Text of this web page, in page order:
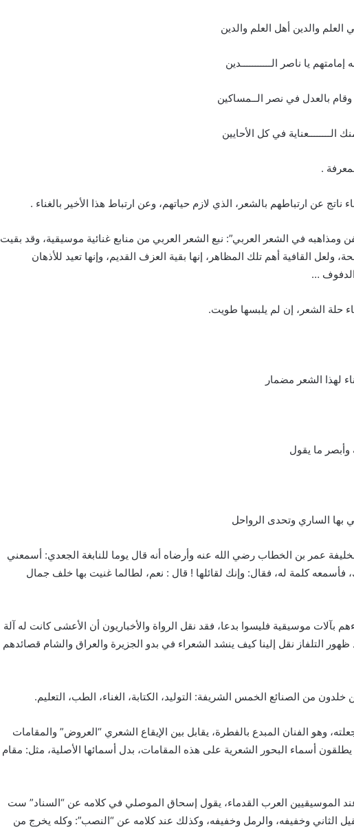
والدين أهل العلم والدين
يا ناصر الـــــــــــدين
بالعدل في نصر الــمساكين
الــــــــعناية في كل الأحايين
.
ناتج عن ارتباطهم بالشعر، الذي لازم حياتهم، وعن ارتباط هذا الأخير بالغناء .
في الشعر العربي”: نبع الشعر العربي من منابع غنائية موسيقية، وقد بقيت
ولعل القافية أهم تلك المظاهر، إنها بقية العزف القديم، وإنها تعيد للأذهان
…
حلة الشعر، إن لم يلبسها طويت.
لهذا الشعر مضمار
وأبصر ما يقول
بها الساري وتحدى الرواحل
عمر بن الخطاب رضي الله عنه وأرضاه أنه قال يوما للنابغة الجعدي: أسمعني
فأسمعه كلمة له، فقال: وإنك لقائلها ! قال : نعم، لطالما غنيت بها خلف جمال
بآلات موسيقية فليسوا بدعا، فقد نقل الرواة والأخباريون أن الأعشى كانت له آلة
التلفاز نقل إلينا كيف ينشد الشعراء في بدو الجزيرة والعراق والشام قصائدهم
خلدون من الصنائع الخمس الشريفة: التوليد، الكتابة، الغناء، الطب، التعليم.
وهو الفنان المبدع بالفطرة، يقابل بين الإيقاع الشعري “العروض” والمقامات
أسماء البحور الشعرية على هذه المقامات، بدل أسمائها الأصلية، مثل: مقام
عند الموسيقيين العرب القدماء، يقول إسحاق الموصلي في كلامه عن “السناد” ست
الثاني وخفيفه، والرمل وخفيفه، وكذلك عند كلامه عن “النصب”: وكله يخرج من